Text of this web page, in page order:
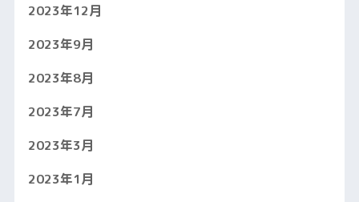
2023年12月
2023年9月
2023年8月
2023年7月
2023年3月
2023年1月